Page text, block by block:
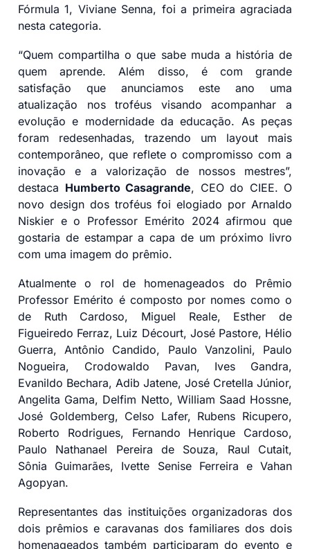
Fórmula 1, Viviane Senna, foi a primeira agraciada
nesta categoria.
“Quem compartilha o que sabe muda a história de
quem aprende. Além disso, é com grande
satisfação que anunciamos este ano uma
atualização nos troféus visando acompanhar a
evolução e modernidade da educação. As peças
foram redesenhadas, trazendo um layout mais
contemporâneo, que reflete o compromisso com a
inovação e a valorização de nossos mestres”,
destaca Humberto Casagrande, CEO do CIEE. O
novo design dos troféus foi elogiado por Arnaldo
Niskier e o Professor Emérito 2024 afirmou que
gostaria de estampar a capa de um próximo livro
com uma imagem do prêmio.
Atualmente o rol de homenageados do Prêmio
Professor Emérito é composto por nomes como o
de Ruth Cardoso, Miguel Reale, Esther de
Figueiredo Ferraz, Luiz Décourt, José Pastore, Hélio
Guerra, Antônio Candido, Paulo Vanzolini, Paulo
Nogueira, Crodowaldo Pavan, Ives Gandra,
Evanildo Bechara, Adib Jatene, José Cretella Júnior,
Angelita Gama, Delfim Netto, William Saad Hossne,
José Goldemberg, Celso Lafer, Rubens Ricupero,
Roberto Rodrigues, Fernando Henrique Cardoso,
Paulo Nathanael Pereira de Souza, Raul Cutait,
Sônia Guimarães, Ivette Senise Ferreira e Vahan
Agopyan.
Representantes das instituições organizadoras dos
dois prêmios e caravanas dos familiares dos dois
homenageados também participaram do evento e